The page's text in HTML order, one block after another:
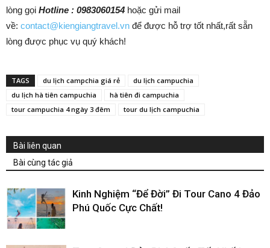
lòng gọi Hotline : 0983060154 hoặc gửi mail
về: contact@kiengiangtravel.vn để được hỗ trợ tốt nhất,rất sẵn
lòng được phục vụ quý khách!
TAGS du lịch campchia giá rẻ
du lịch campuchia
du lịch hà tiên campuchia
hà tiên đi campuchia
tour campuchia 4 ngày 3 đêm
tour du lịch campuchia
Bài liên quan
Bài cùng tác giả
Kinh Nghiệm “Để Đời” Đi Tour Cano 4 Đảo
Phú Quốc Cực Chất!